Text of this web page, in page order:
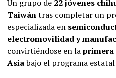
Un grupo de 22 jóvenes
Taiwántras completar un
especializada en
electromovilidad y
convirtiéndose en laprimera
Asiabajo el programa estatal